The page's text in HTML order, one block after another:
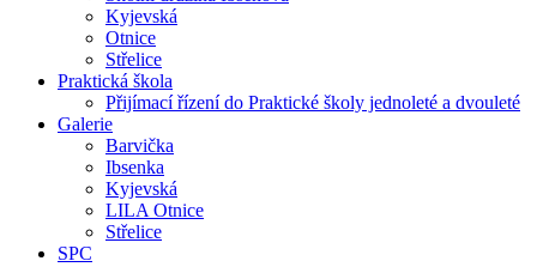
Kyjevská
Otnice
Střelice
Praktická škola
Přijímací řízení do Praktické školy jednoleté a dvouleté
Galerie
Barvička
Ibsenka
Kyjevská
LILA Otnice
Střelice
SPC